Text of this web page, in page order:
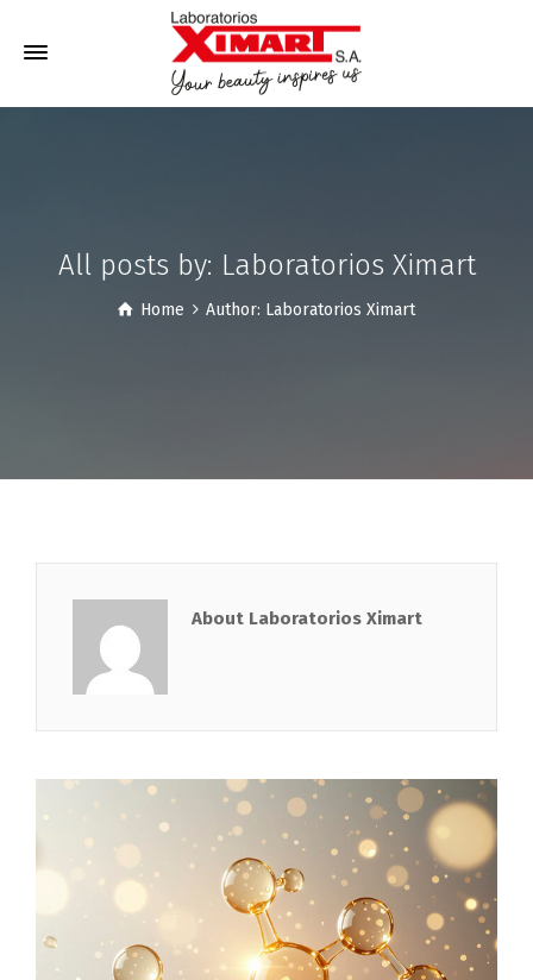
All posts by: Laboratorios Ximart
Home Author: Laboratorios Ximart
About Laboratorios Ximart